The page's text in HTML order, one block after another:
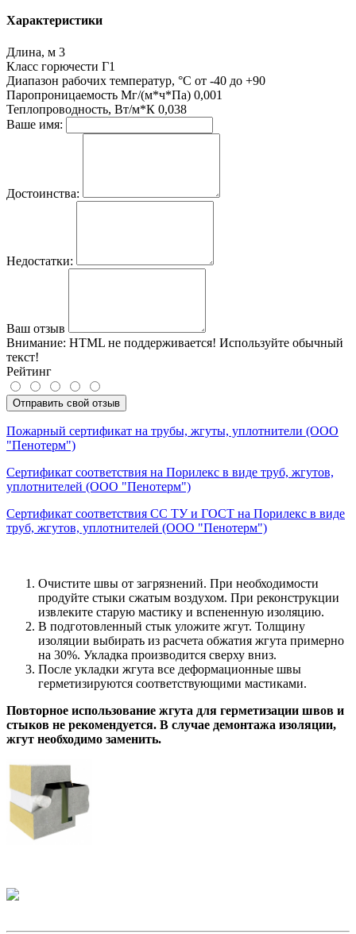
Характеристики
Длина, м 3
Класс горючести Г1
Диапазон рабочих температур, °С от -40 до +90
Паропроницаемость Мг/(м*ч*Па) 0,001
Теплопроводность, Вт/м*К 0,038
Ваше имя:
Достоинства:
Недостатки:
Ваш отзыв
Внимание: HTML не поддерживается! Используйте обычный
текст!
Рейтинг
Отправить свой отзыв
Пожарный сертификат на трубы, жгуты, уплотнители (ООО
"Пенотерм")
Сертификат соответствия на Порилекс в виде труб, жгутов,
уплотнителей (ООО "Пенотерм")
Сертификат соответствия СС ТУ и ГОСТ на Порилекс в виде
труб, жгутов, уплотнителей (ООО "Пенотерм")
Очистите швы от загрязнений. При необходимости
продуйте стыки сжатым воздухом. При реконструкции
извлеките старую мастику и вспененную изоляцию.
В подготовленный стык уложите жгут. Толщину
изоляции выбирать из расчета обжатия жгута примерно
на 30%. Укладка производится сверху вниз.
После укладки жгута все деформационные швы
герметизируются соответствующими мастиками.
Повторное использование жгута для герметизации швов и
стыков не рекомендуется. В случае демонтажа изоляции,
жгут необходимо заменить.